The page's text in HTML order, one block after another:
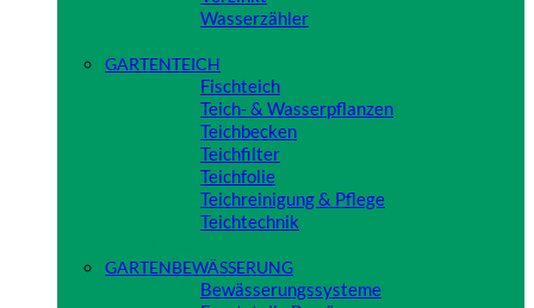
Wasserzähler
GARTENTEICH
Fischteich
Teich- & Wasserpflanzen
Teichbecken
Teichfilter
Teichfolie
Teichreinigung & Pflege
Teichtechnik
GARTENBEWÄSSERUNG
Bewässerungssysteme